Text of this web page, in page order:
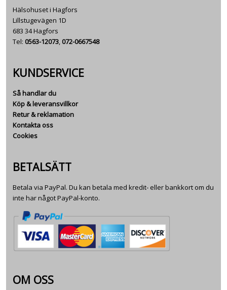
Hälsohuset i Hagfors
Lillstugevägen 1D
683 34 Hagfors
Tel: 0563-12073,072-0667548
KUNDSERVICE
Så handlar du
Köp & leveransvillkor
Retur & reklamation
Kontakta oss
Cookies
BETALSÄTT
Betala via PayPal. Du kan betala med kredit- eller bankkort om du
inte har något PayPal-konto.
OM OSS